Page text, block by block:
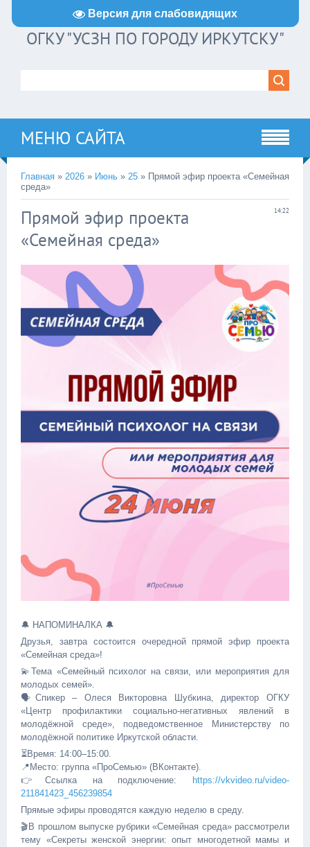
Версия для слабовидящих
ОГКУ "УСЗН ПО ГОРОДУ ИРКУТСКУ"
МЕНЮ САЙТА
Главная » 2026 » Июнь » 25 » Прямой эфир проекта «Семейная
среда»
14:22
Прямой эфир проекта
«Семейная среда»
🔔 НАПОМИНАЛКА 🔔
Друзья, завтра состоится очередной прямой эфир проекта
«Семейная среда»!
💫Тема «Семейный психолог на связи, или мероприятия для
молодых семей».
🗣Спикер – Олеся Викторовна Шубкина, директор ОГКУ
«Центр профилактики социально-негативных явлений в
молодёжной среде», подведомственное Министерству по
молодёжной политике Иркутской области.
⏳Время: 14:00–15:00.
📍Место: группа «ПроСемью» (ВКонтакте).
👉Ссылка на подключение:
https://vkvideo.ru/video-
211841423_456239854
Прямые эфиры проводятся каждую неделю в среду.
🎬В прошлом выпуске рубрики «Семейная среда» рассмотрели
тему «Секреты женской энергии: опыт многодетной мамы и